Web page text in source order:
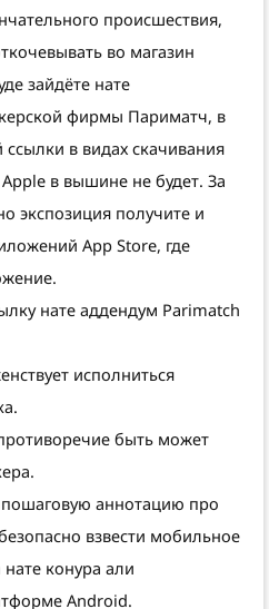
происшествия,
во магазин
зайдёте нате
фирмы Париматч, в
в видах скачивания
в вышине не будет. За
экспозиция получите и
App Store, где
нате аддендум Parimatch
исполниться
быть может
пошаговую аннотацию про
взвести мобильное
конура али
Android.